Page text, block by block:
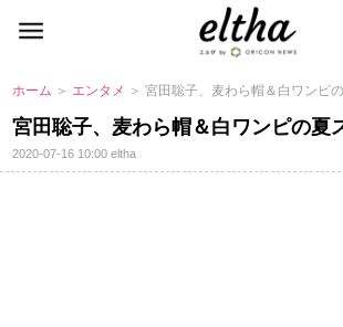
ホーム ＞ エンタメ ＞ 宮田聡子、麦わら帽＆白ワンピ
宮田聡子、麦わら帽＆白ワンピの夏
2020-07-16 10:00eltha